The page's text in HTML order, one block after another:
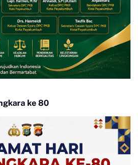
ke 80